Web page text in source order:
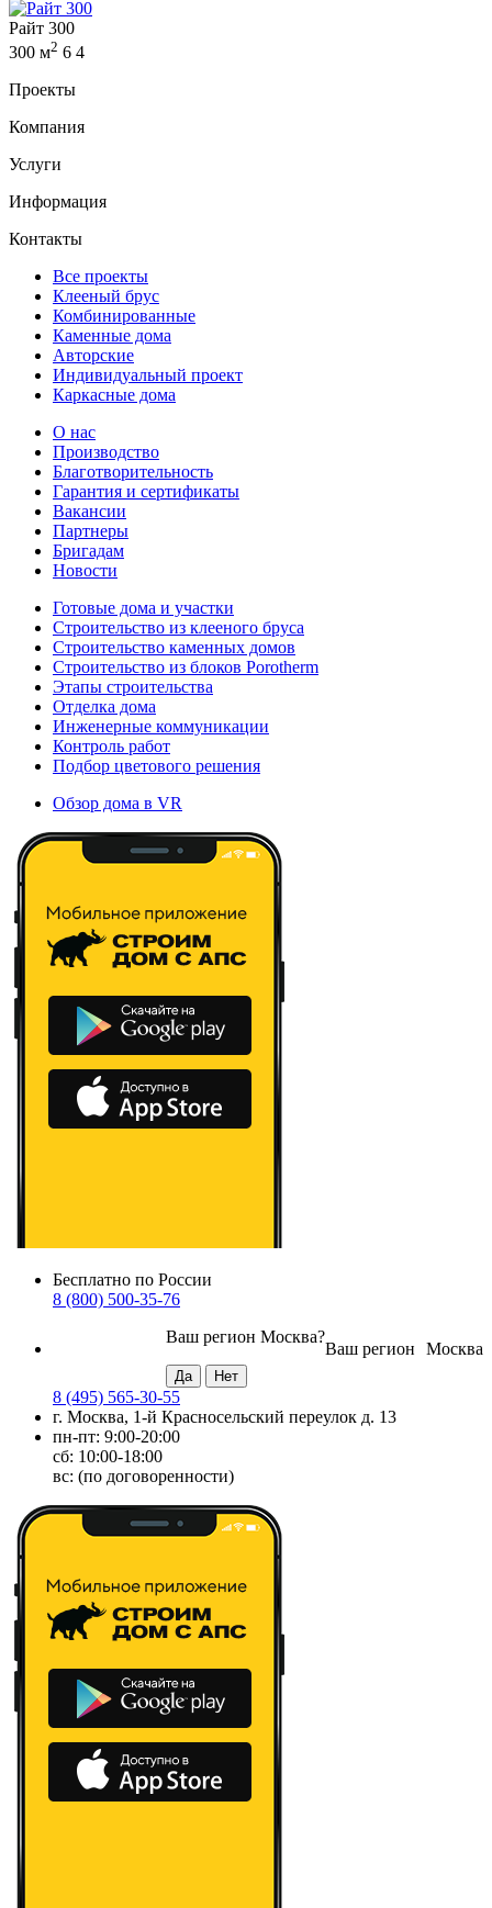
Райт 300
300 м2 6 4
Проекты
Компания
Услуги
Информация
Контакты
Все проекты
Клееный брус
Комбинированные
Каменные дома
Авторские
Индивидуальный проект
Каркасные дома
О нас
Производство
Благотворительность
Гарантия и сертификаты
Вакансии
Партнеры
Бригадам
Новости
Готовые дома и участки
Строительство из клееного бруса
Строительство каменных домов
Строительство из блоков Porotherm
Этапы строительства
Отделка дома
Инженерные коммуникации
Контроль работ
Подбор цветового решения
Обзор дома в VR
Бесплатно по России
8 (800) 500-35-76
Москва
Ваш регион
Ваш регион Москва?
8 (495) 565-30-55
г. Москва, 1-й Красносельский переулок д. 13
пн-пт: 9:00-20:00
сб: 10:00-18:00
вс: (по договоренности)